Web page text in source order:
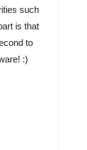
such
is that
to
:)